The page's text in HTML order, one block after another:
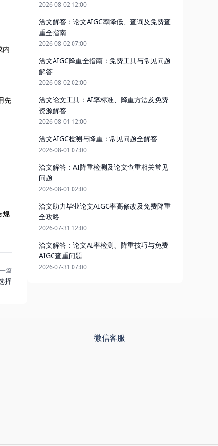
内
先
规
篇
择
2026-08-02 12:00
洽文解答：论文AIGC率降低、查询及免费查
重全指南
2026-08-02 07:00
洽文AIGC降重全指南：免费工具与常见问题
解答
2026-08-02 02:00
洽文论文工具：AI率标准、降重方法及免费
资源解答
2026-08-01 12:00
洽文AIGC检测与降重：常见问题全解答
2026-08-01 07:00
洽文解答：AI降重检测及论文查重相关常见
问题
2026-08-01 02:00
洽文助力毕业论文AIGC率高修改及免费降重
全攻略
2026-07-31 12:00
洽文解答：论文AI率检测、降重技巧与免费
AIGC查重问题
2026-07-31 07:00
微信客服